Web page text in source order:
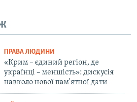
ПРАВА ЛЮДИНИ
«Крим – єдиний регіон, де
українці – меншість»: дискусія
навколо нової пам'ятної дати